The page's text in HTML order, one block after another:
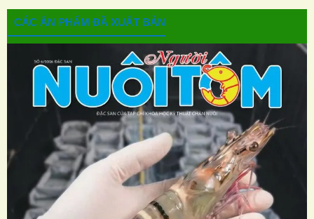
CÁC ẤN PHẨM ĐÃ XUẤT BẢN